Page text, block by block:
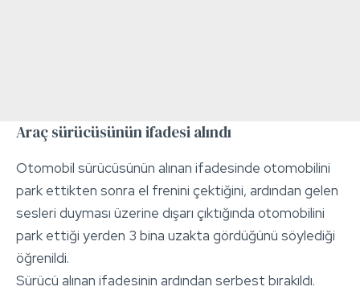
Araç sürücüsünün ifadesi alındı
Otomobil sürücüsünün alınan ifadesinde otomobilini
park ettikten sonra el frenini çektiğini, ardından gelen
sesleri duyması üzerine dışarı çıktığında otomobilini
park ettiği yerden 3 bina uzakta gördüğünü söylediği
öğrenildi.
Sürücü alınan ifadesinin ardından serbest bırakıldı.